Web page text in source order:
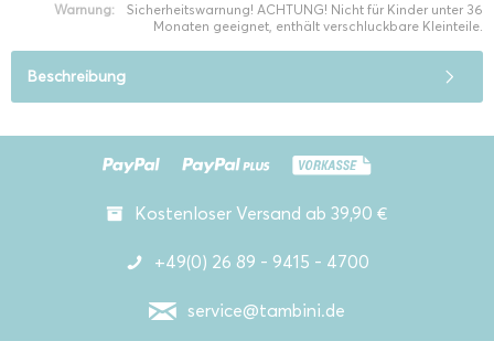
Warnung:
Sicherheitswarnung! ACHTUNG! Nicht für Kinder unter 36
Monaten geeignet, enthält verschluckbare Kleinteile.
Beschreibung
Kostenloser Versand ab 39,90 €
+49(0) 26 89 - 9415 - 4700
service@tambini.de